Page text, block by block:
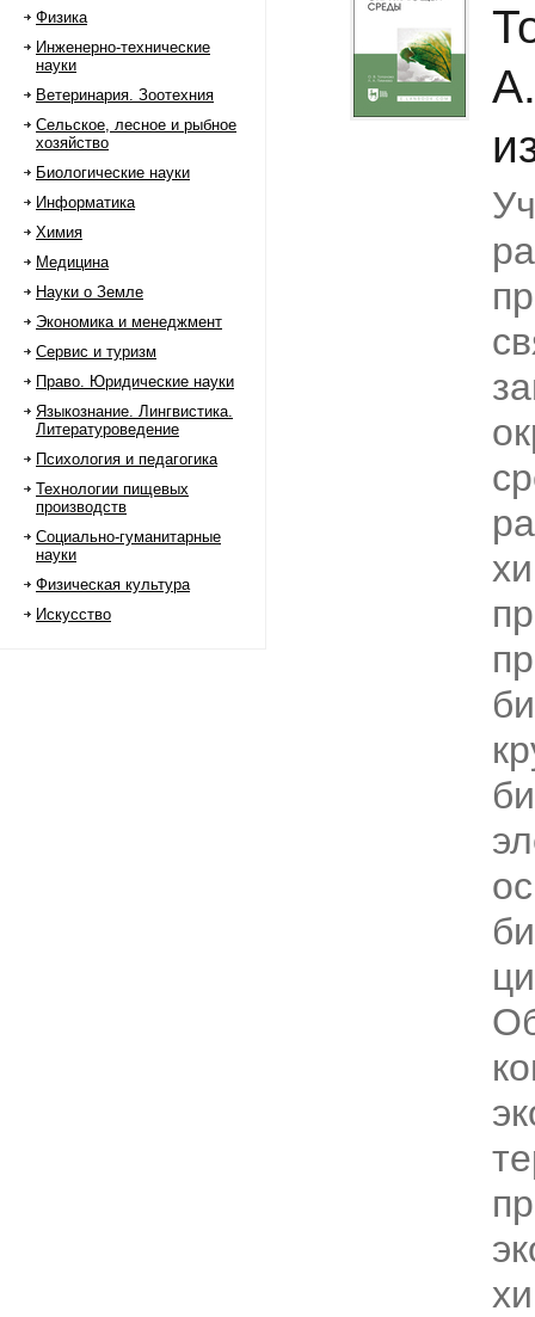
Физика
Инженерно-технические
науки
Ветеринария. Зоотехния
Сельское, лесное и рыбное
хозяйство
Биологические науки
Информатика
Химия
Медицина
Науки о Земле
Экономика и менеджмент
Сервис и туризм
Право. Юридические науки
Языкознание. Лингвистика.
Литературоведение
Психология и педагогика
Технологии пищевых
производств
Социально-гуманитарные
науки
Физическая культура
Искусство